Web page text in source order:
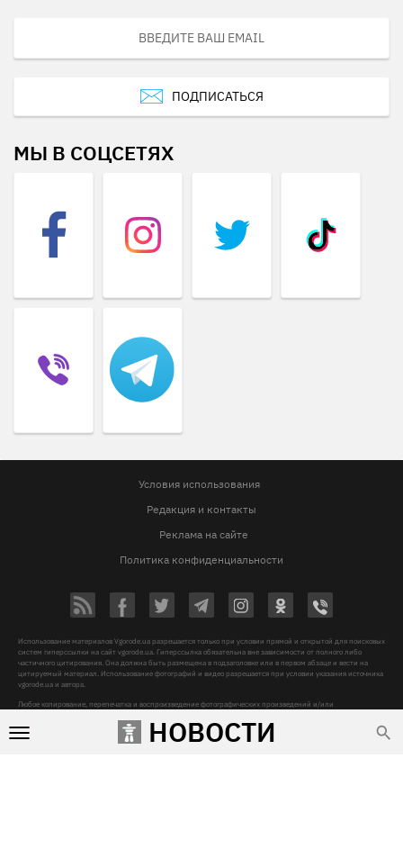
НОВОСТИ
ПОДПИСАТЬСЯ
МЫ В СОЦСЕТЯХ
Условия использования
Редакция и контакты
Реклама на сайте
Политика конфиденциальности
Использование материалов Vgorode.ua разрешается только при условии прямой и открытой для поисковых
систем гиперссылки на сайт vgorode.ua. Гиперссылка обязательна вне зависимости от полного либо
частичного цитирования. Она должна быть размещена в подзаголовке или в первом абзаце и вести на
цитируемый материал. Использование фотографий и видео разрешается при условии указания источника
vgorode.ua и автора.
Любое копирование, перепечатка и воспроизведение фотографических произведений и/или
Субъект в сфере онлайн-медиа, Название онлайн-медиа - «VGORODE», Адрес: 02091, місто Київ,
ХАРКІВСЬКЕ ШОСЕ, будинок 172-Б, офіс 208/1, E-mail:
sunlight@mediadim.com.ua